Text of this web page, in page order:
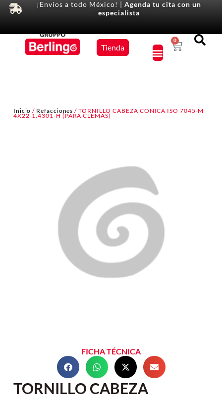
¡Envíos a todo México! | Agenda tu cita con un
especialista
Tienda
0
Inicio / Refacciones / TORNILLO CABEZA CONICA ISO 7045-M
4X22-1.4301-H (PARA CLEMAS)
FICHA TÉCNICA
TORNILLO CABEZA